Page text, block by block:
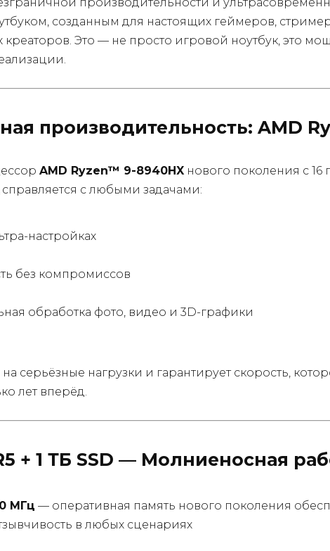
созданным для настоящих геймеров,
Это — не просто игровой ноутбук, это
производительность: AMD
AMD Ryzen™ 9-8940HX нового поколения с 16
справляется с любыми задачами:
настройках
без компромиссов
обработка фото, видео и 3D-графики
серьёзные нагрузки и гарантирует скорость,
лет вперёд.
+ 1 ТБ SSD — Молниеносная
МГц — оперативная память нового поколения
в любых сценариях